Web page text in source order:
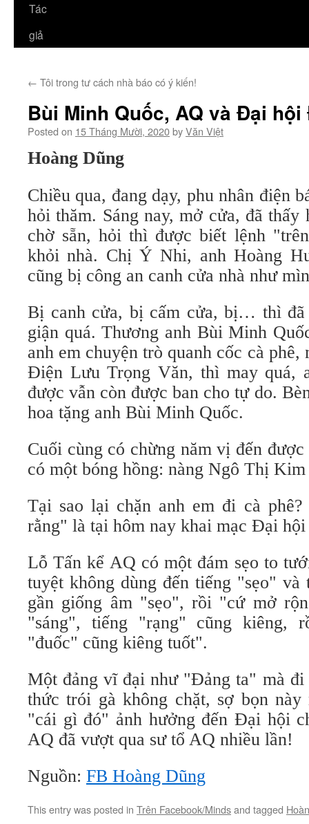
Tác
giả
← Tôi trong tư cách nhà báo có ý kiến!
Bùi Minh Quốc, AQ và Đại
Posted on 15 Tháng Mười, 2020byVăn Việt
Hoàng Dũng
Chiều qua, đang dạy, phu nhân điện
hỏi thăm. Sáng nay, mở cửa, đã thấy
chờ sẵn, hỏi thì được biết lệnh
khỏi nhà. Chị Ý Nhi, anh Hoàng
cũng bị công an canh cửa nhà như
Bị canh cửa, bị cấm cửa, bị… thì đã
giận quá. Thương anh Bùi Minh
anh em chuyện trò quanh cốc cà
Điện Lưu Trọng Văn, thì may quá,
được vẫn còn được ban cho tự do.
hoa tặng anh Bùi Minh Quốc.
Cuối cùng có chừng năm vị đến
có một bóng hồng: nàng Ngô Thị
Tại sao lại chặn anh em đi cà
rằng" là tại hôm nay khai mạc Đại
Lỗ Tấn kể AQ có một đám sẹo to
tuyệt không dùng đến tiếng "sẹo" và
gần giống âm "sẹo", rồi "cứ mở
"sáng", tiếng "rạng" cũng kiêng,
"đuốc" cũng kiêng tuốt".
Một đảng vĩ đại như "Đảng ta" mà đi
thức trói gà không chặt, sợ bọn
"cái gì đó" ảnh hưởng đến Đại hội
AQ đã vượt qua sư tổ AQ nhiều lần!
Nguồn: FB Hoàng Dũng
This entry was posted in Trên Facebook/Mindsand tagged